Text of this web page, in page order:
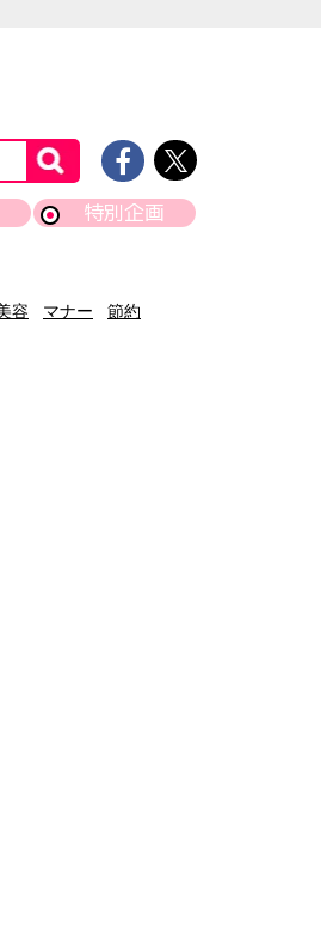
特別企画
容 マナー
節約